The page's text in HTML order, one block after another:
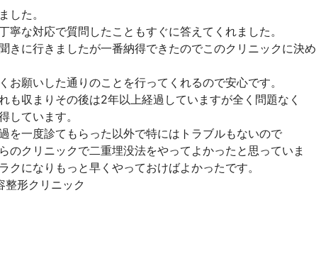
した。
寧な対応で質問したこともすぐに答えてくれました。
きに行きましたが一番納得できたのでこのクリニックに決め
お願いした通りのことを行ってくれるので安心です。
も収まりその後は2年以上経過していますが全く問題なく
しています。
を一度診てもらった以外で特にはトラブルもないので
のクリニックで二重埋没法をやってよかったと思っていま
クになりもっと早くやっておけばよかったです。
形クリニック